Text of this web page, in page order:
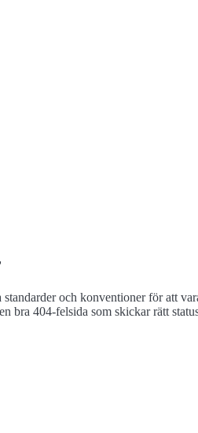
och konventioner för att
404-felsida som skickar rätt